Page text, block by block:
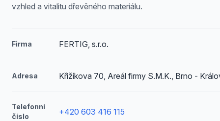
vzhled a vitalitu dřevěného materiálu.
Firma FERTIG, s.r.o.
Adresa Křižíkova 70, Areál firmy S.M.K., Brno -
Telefonní
číslo
+420 603 416 115